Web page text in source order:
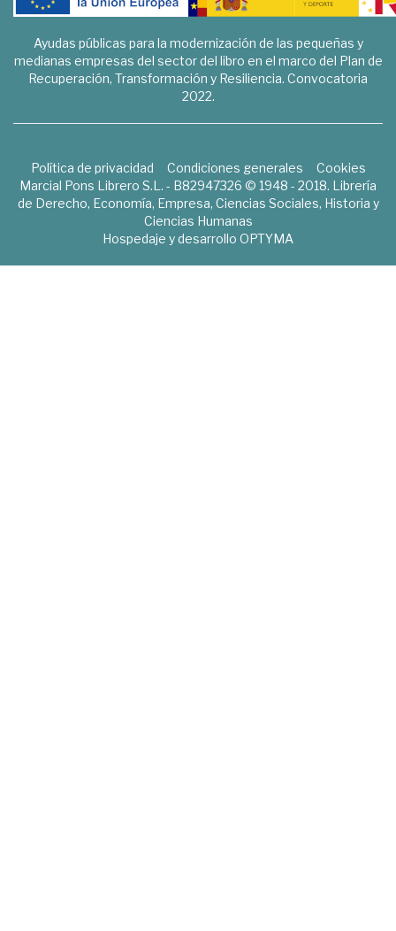
Ayudas públicas para la modernización de las pequeñas y
medianas empresas del sector del libro en el marco del Plan de
Recuperación, Transformación y Resiliencia. Convocatoria
2022.
Política de privacidad Condiciones generales
Cookies
Marcial Pons Librero S.L. - B82947326 © 1948 - 2018. Librería
de Derecho, Economía, Empresa, Ciencias Sociales, Historia y
Ciencias Humanas
Hospedaje y desarrollo OPTYMA